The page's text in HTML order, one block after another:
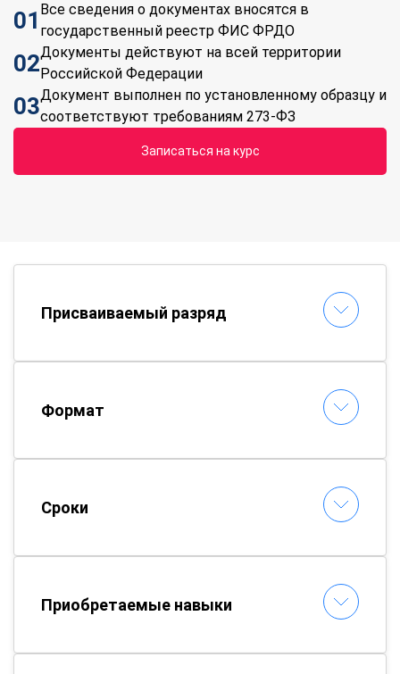
01 Все сведения о документах вносятся в
государственный реестр ФИС ФРДО
02Документы действуют на всей территории
Российской Федерации
03Документ выполнен по установленному образцу и
соответствуют требованиям 273-ФЗ
Записаться на курс
Присваиваемый разряд
Формат
Сроки
Приобретаемые навыки